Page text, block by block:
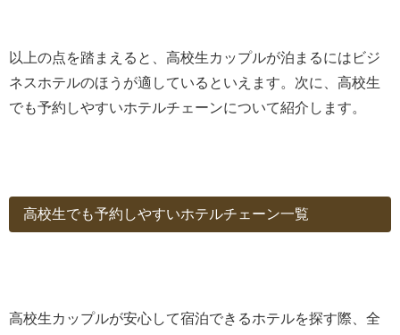
以上の点を踏まえると、高校生カップルが泊まるにはビジ
ネスホテルのほうが適しているといえます。次に、高校生
でも予約しやすいホテルチェーンについて紹介します。
高校生でも予約しやすいホテルチェーン一覧
高校生カップルが安心して宿泊できるホテルを探す際、全